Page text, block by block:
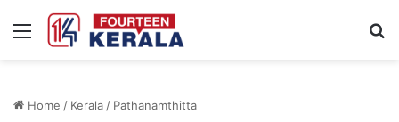
Menu
Home / Kerala/ Pathanamthitta